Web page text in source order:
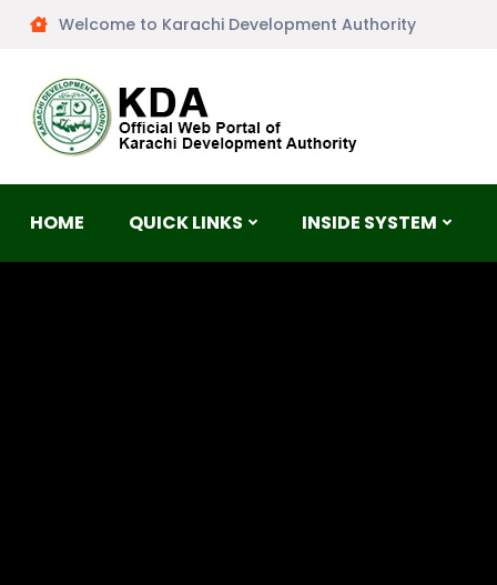
Welcome to Karachi Development Authority
HOME QUICK LINKS INSIDE SYSTEM